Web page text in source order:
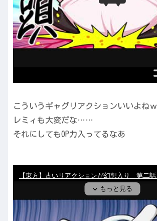
こういうギャグリアクションいいよねｗ
レミィも大変だな……
それにしてもOP力入ってるなあ